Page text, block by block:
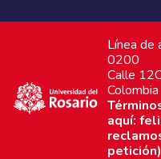
Línea de
0200
Calle
Colombia
aquí:
petición)